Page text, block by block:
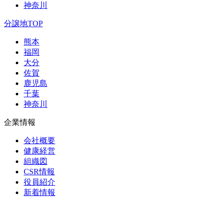
神奈川
分譲地TOP
熊本
福岡
大分
佐賀
鹿児島
千葉
神奈川
企業情報
会社概要
健康経営
組織図
CSR情報
役員紹介
新着情報